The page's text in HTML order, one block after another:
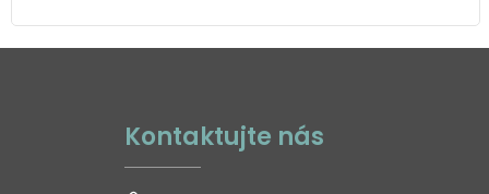
Kontaktujte nás